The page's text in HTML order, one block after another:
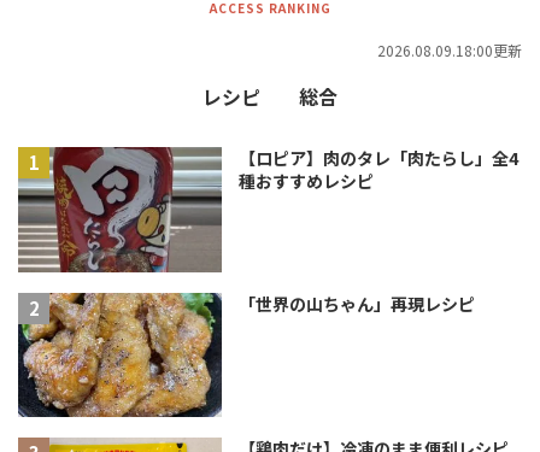
ACCESS RANKING
2026.08.09.18:00更新
レシピ 総合
【ロピア】肉のタレ「肉たらし」全4
種おすすめレシピ
「世界の山ちゃん」再現レシピ